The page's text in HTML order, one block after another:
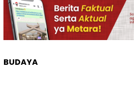
BUDAYA